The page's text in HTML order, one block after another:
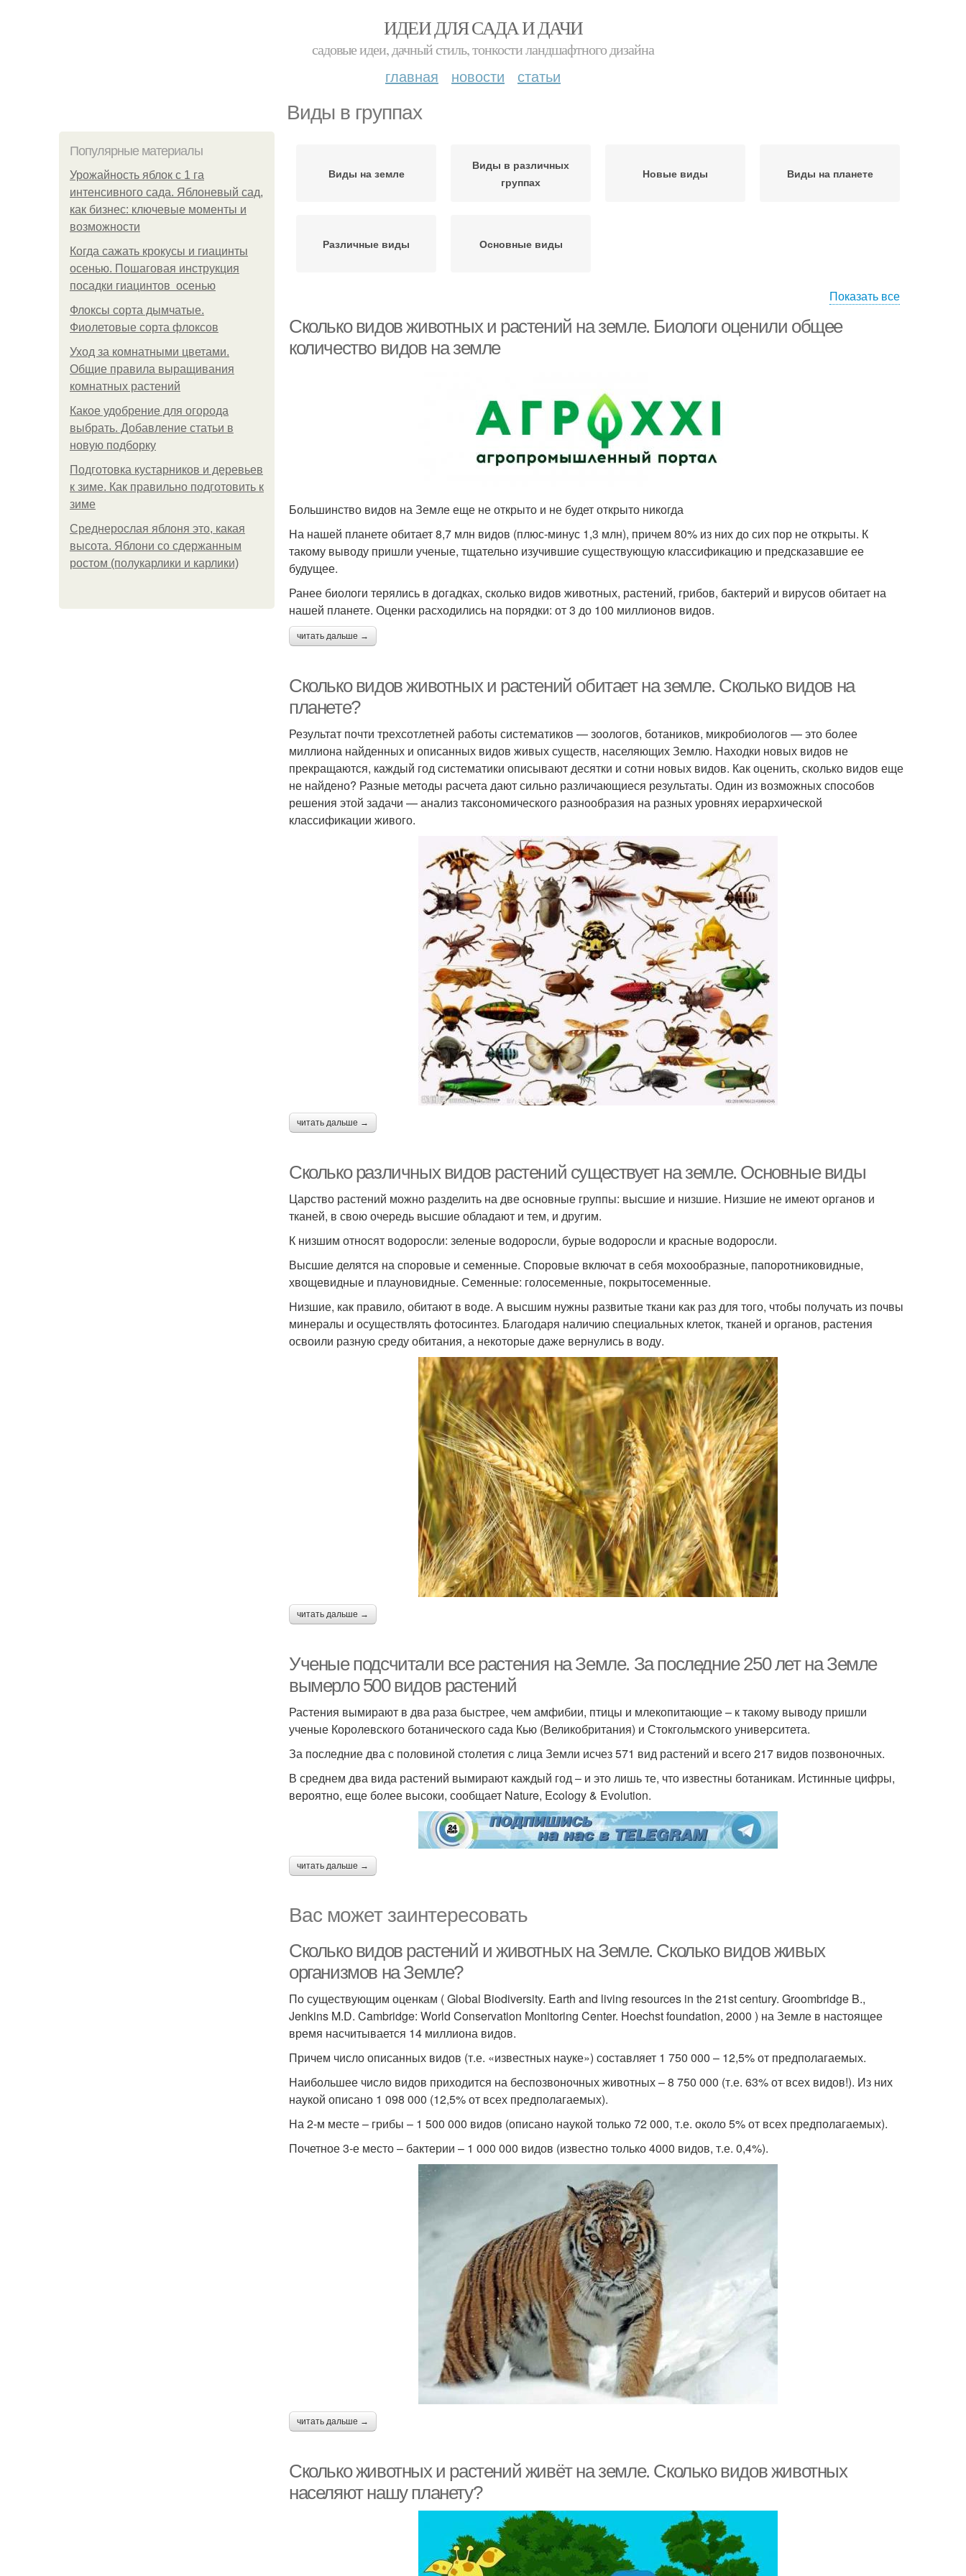
ИДЕИ ДЛЯ САДА И ДАЧИ
садовые идеи, дачный стиль, тонкости ландшафтного дизайна
главная новости статьи
Виды в группах
Популярные материалы
Урожайность яблок с 1 га
интенсивного сада. Яблоневый сад,
как бизнес: ключевые моменты и
возможности
Когда сажать крокусы и гиацинты
осенью. Пошаговая инструкция
посадки гиацинтов осенью
Флоксы сорта дымчатые.
Фиолетовые сорта флоксов
Уход за комнатными цветами.
Общие правила выращивания
комнатных растений
Какое удобрение для огорода
выбрать. Добавление статьи в
новую подборку
Подготовка кустарников и деревьев
к зиме. Как правильно подготовить к
зиме
Среднерослая яблоня это, какая
высота. Яблони со сдержанным
ростом (полукарлики и карлики)
Виды на земле
Виды в различных
группах
Новые виды Виды на планете
Различные виды Основные виды
Показать все
Сколько видов животных и растений на земле. Биологи оценили общее
количество видов на земле
Большинство видов на Земле еще не открыто и не будет открыто никогда
На нашей планете обитает 8,7 млн видов (плюс-минус 1,3 млн), причем 80% из них до сих пор не открыты. К
такому выводу пришли ученые, тщательно изучившие существующую классификацию и предсказавшие ее
будущее.
Ранее биологи терялись в догадках, сколько видов животных, растений, грибов, бактерий и вирусов обитает на
нашей планете. Оценки расходились на порядки: от 3 до 100 миллионов видов.
читать дальше →
Сколько видов животных и растений обитает на земле. Сколько видов на
планете?
Результат почти трехсотлетней работы систематиков — зоологов, ботаников, микробиологов — это более
миллиона найденных и описанных видов живых существ, населяющих Землю. Находки новых видов не
прекращаются, каждый год систематики описывают десятки и сотни новых видов. Как оценить, сколько видов еще
не найдено? Разные методы расчета дают сильно различающиеся результаты. Один из возможных способов
решения этой задачи — анализ таксономического разнообразия на разных уровнях иерархической
классификации живого.
читать дальше →
Сколько различных видов растений существует на земле. Основные виды
Царство растений можно разделить на две основные группы: высшие и низшие. Низшие не имеют органов и
тканей, в свою очередь высшие обладают и тем, и другим.
К низшим относят водоросли: зеленые водоросли, бурые водоросли и красные водоросли.
Высшие делятся на споровые и семенные. Споровые включат в себя мохообразные, папоротниковидные,
хвощевидные и плауновидные. Семенные: голосеменные, покрытосеменные.
Низшие, как правило, обитают в воде. А высшим нужны развитые ткани как раз для того, чтобы получать из почвы
минералы и осуществлять фотосинтез. Благодаря наличию специальных клеток, тканей и органов, растения
освоили разную среду обитания, а некоторые даже вернулись в воду.
читать дальше →
Ученые подсчитали все растения на Земле. За последние 250 лет на Земле
вымерло 500 видов растений
Растения вымирают в два раза быстрее, чем амфибии, птицы и млекопитающие – к такому выводу пришли
ученые Королевского ботанического сада Кью (Великобритания) и Стокгольмского университета.
За последние два с половиной столетия с лица Земли исчез 571 вид растений и всего 217 видов позвоночных.
В среднем два вида растений вымирают каждый год – и это лишь те, что известны ботаникам. Истинные цифры,
вероятно, еще более высоки, сообщает Nature, Ecology & Evolution.
читать дальше →
Вас может заинтересовать
Сколько видов растений и животных на Земле. Сколько видов живых
организмов на Земле?
По существующим оценкам ( Global Biodiversity. Earth and living resources in the 21st century. Groombridge B.,
Jenkins M.D. Cambridge: World Conservation Monitoring Center. Hoechst foundation, 2000 ) на Земле в настоящее
время насчитывается 14 миллиона видов.
Причем число описанных видов (т.е. «известных науке») составляет 1 750 000 – 12,5% от предполагаемых.
Наибольшее число видов приходится на беспозвоночных животных – 8 750 000 (т.е. 63% от всех видов!). Из них
наукой описано 1 098 000 (12,5% от всех предполагаемых).
На 2-м месте – грибы – 1 500 000 видов (описано наукой только 72 000, т.е. около 5% от всех предполагаемых).
Почетное 3-е место – бактерии – 1 000 000 видов (известно только 4000 видов, т.е. 0,4%).
читать дальше →
Сколько животных и растений живёт на земле. Сколько видов животных
населяют нашу планету?